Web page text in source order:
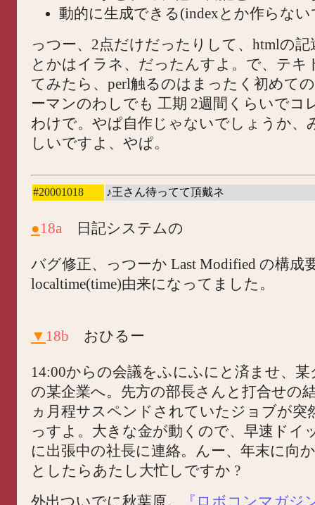
動的に生成できる(indexとか作らない
っつー、2点だけだったりして、htmlの記
とかはイラネ、だったんすよ。で、テキ
てみたら、perl触るのはまったく初めて
ーマンのわしでも 工期 2週間くらいでコ
わけで。やぱ自作じゃないでしょうか、
しいですよ、やぱ。
#20001018 ♪王さん待ってて頂戴ネ
●18a 日記システムの
バグ修正、っつーか Last Modified の構成
localtime(time)由来になってました。
▼ 18b おひるー
14:00からの会議をふにふにと済ませ、
の某企業へ。先方の部長さんと打合せの
ヵ月程サスペンドされていたジョブが突
っすよ。大きな金が動くので、早速ドイ
に出張中の社長に連絡。んー、年末に向
としたらあたし大忙しですか ?
外出ついでに秋葉原。
『ロボコンマガジ